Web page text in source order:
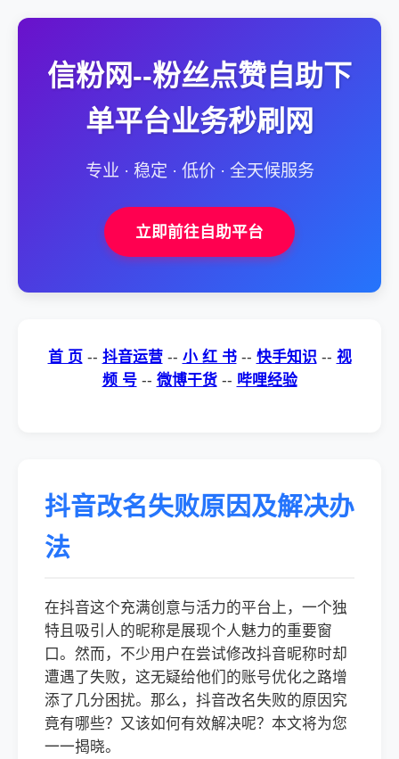
信粉网--粉丝点赞自助下
单平台业务秒刷网
专业 · 稳定 · 低价 · 全天候服务
立即前往自助平台
首 页 -- 抖音运营 -- 小 红 书 -- 快手知识 -- 视
频 号 -- 微博干货 -- 哔哩经验
抖音改名失败原因及解决办
法
在抖音这个充满创意与活力的平台上，一个独
特且吸引人的昵称是展现个人魅力的重要窗
口。然而，不少用户在尝试修改抖音昵称时却
遭遇了失败，这无疑给他们的账号优化之路增
添了几分困扰。那么，抖音改名失败的原因究
竟有哪些？又该如何有效解决呢？本文将为您
一一揭晓。